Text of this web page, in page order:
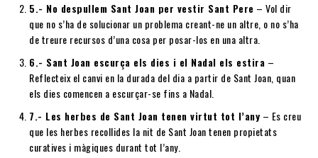
5.- No despullem Sant Joan per vestir Sant Pere – Vol dir
que no s’ha de solucionar un problema creant-ne un altre, o no s’ha
de treure recursos d’una cosa per posar-los en una altra.
6.- Sant Joan escurça els dies i el Nadal els estira –
Reflecteix el canvi en la durada del dia a partir de Sant Joan, quan
els dies comencen a escurçar-se fins a Nadal.
7.- Les herbes de Sant Joan tenen virtut tot l’any – Es creu
que les herbes recollides la nit de Sant Joan tenen propietats
curatives i màgiques durant tot l’any.